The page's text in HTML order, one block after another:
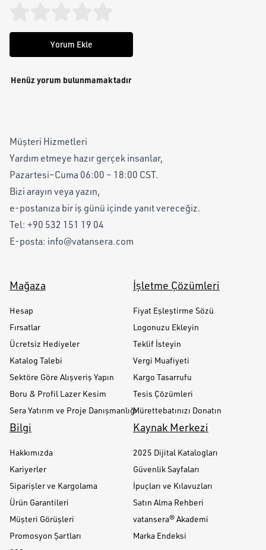
Yorum Ekle
Henüz yorum bulunmamaktadır
Müşteri Hizmetleri
Yardım etmeye hazır gerçek insanlar,
Pazartesi–Cuma 06:00 – 18:00 CST.
Bizi arayın veya yazın,
e-postanıza bir iş günü içinde yanıt vereceğiz.
Tel: +90 532 151 19 04
E-posta: info@vatansera.com
Mağaza
Hesap
Fırsatlar
Ücretsiz Hediyeler
Katalog Talebi
Sektöre Göre Alışveriş Yapın
Boru & Profil Lazer Kesim
Sera Yatırım ve Proje Danışmanlığı
İşletme Çözümleri
Fiyat Eşleştirme Sözü
Logonuzu Ekleyin
Teklif İsteyin
Vergi Muafiyeti
Kargo Tasarrufu
Tesis Çözümleri
Mürettebatınızı Donatın
Bilgi
Hakkımızda
Kariyerler
Siparişler ve Kargolama
Ürün Garantileri
Müşteri Görüşleri
Promosyon Şartları
Kaynak Merkezi
2025 Dijital Katalogları
Güvenlik Sayfaları
İpuçları ve Kılavuzları
Satın Alma Rehberi
vatansera® Akademi
Marka Endeksi